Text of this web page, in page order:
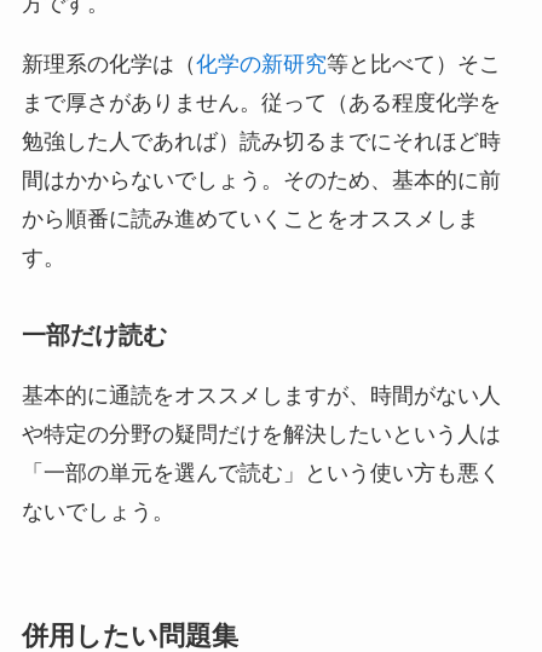
新理系の化学は（化学の新研究等と比べて）そこ
まで厚さがありません。従って（ある程度化学を
勉強した人であれば）読み切るまでにそれほど時
間はかからないでしょう。そのため、基本的に前
から順番に読み進めていくことをオススメしま
す。
一部だけ読む
基本的に通読をオススメしますが、時間がない人
や特定の分野の疑問だけを解決したいという人は
「一部の単元を選んで読む」という使い方も悪く
ないでしょう。
併用したい問題集